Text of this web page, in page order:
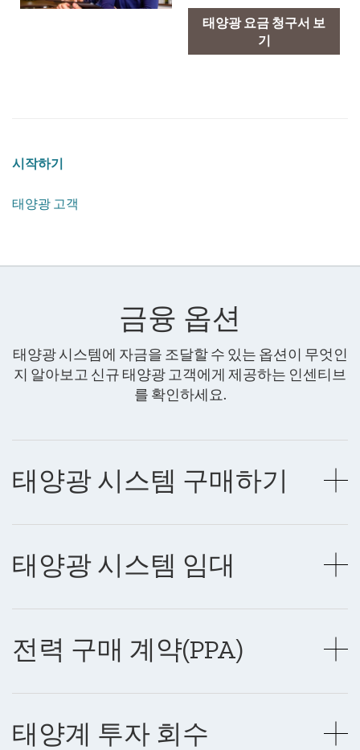
태양광 요금 청구서 보
기
시작하기
태양광 고객
금융 옵션
태양광 시스템에 자금을 조달할 수 있는 옵션이 무엇인
지 알아보고 신규 태양광 고객에게 제공하는 인센티브
를 확인하세요.
태양광 시스템 구매하기
태양광 시스템 임대
전력 구매 계약(PPA)
태양계 투자 회수